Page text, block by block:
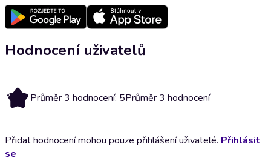
Hodnocení uživatelů
5 Průměr 3 hodnocení: 5Průměr 3 hodnocení
Přidat hodnocení mohou pouze přihlášení uživatelé. Přihlásit
se